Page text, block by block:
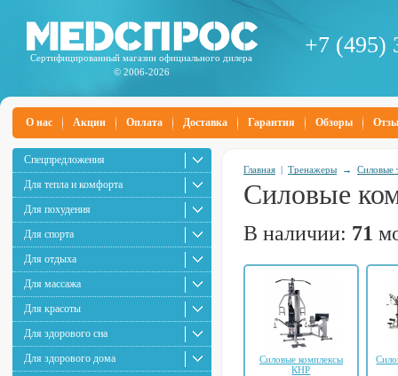
Сертифицированный магазин официального дилера
© 2006-2026
+7 (495)
О нас Акции Оплата Доставка Гарантия Обзоры
Спецпредложения
Для тепла и комфорта
Для похудения
Для спорта
Для отдыха
Для массажа
Для красоты
Для здорового сна
Для здорового дома
Главная | Тренажеры → Силовые
Силовые
В наличии: 71
Силовые комплексы
КНР